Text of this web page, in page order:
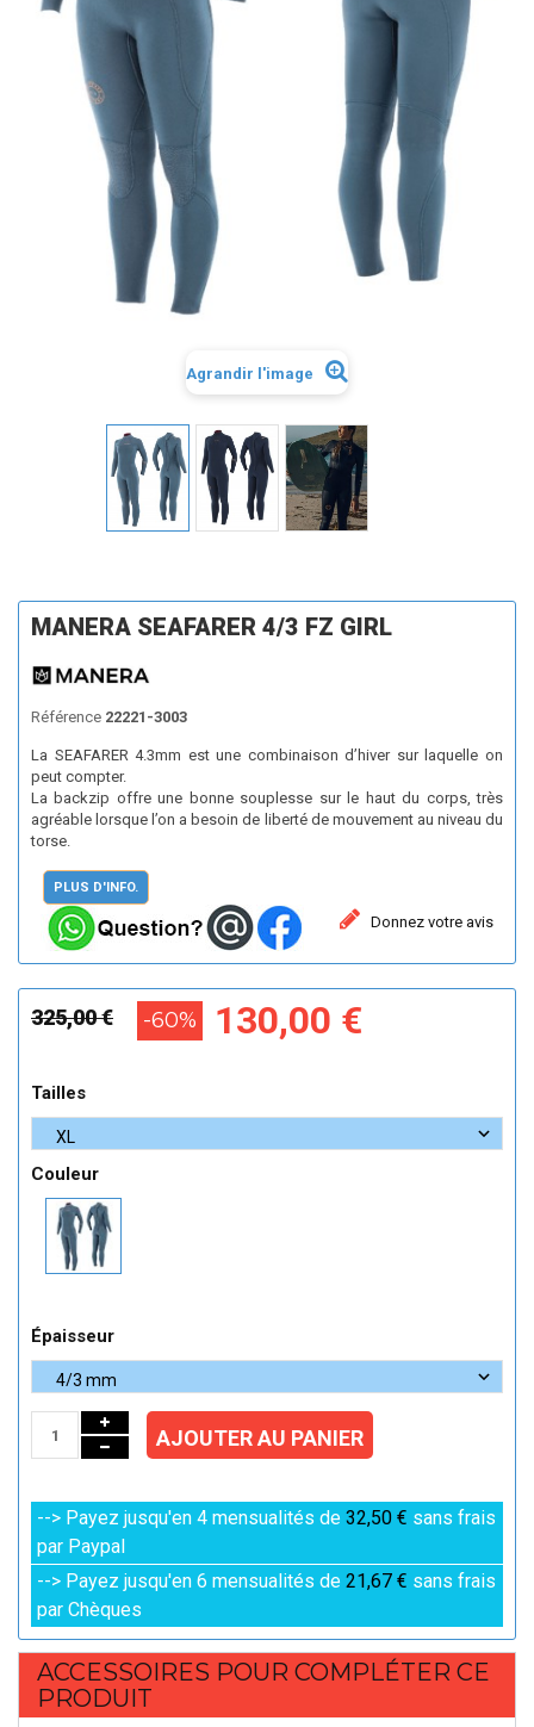
Agrandir l'image
MANERA SEAFARER 4/3 FZ GIRL
Référence 22221-3003
La SEAFARER 4.3mm est une combinaison d’hiver sur laquelle on
peut compter.
La backzip offre une bonne souplesse sur le haut du corps, très
agréable lorsque l’on a besoin de liberté de mouvement au niveau du
torse.
PLUS D'INFO.
Donnez votre avis
325,00 € -60% 130,00 €
Tailles
Couleur
Épaisseur
AJOUTER AU PANIER
--> Payez jusqu'en 4 mensualités de 32,50 € sans frais
par Paypal
--> Payez jusqu'en 6 mensualités de 21,67 € sans frais
par Chèques
ACCESSOIRES POUR COMPLÉTER CE
PRODUIT